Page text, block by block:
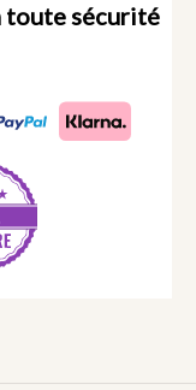
toute sécurité